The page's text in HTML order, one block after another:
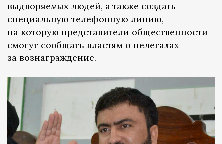
выдворяемых людей, а также создать
специальную телефонную линию,
на которую представители общественности
смогут сообщать властям о нелегалах
за вознаграждение.